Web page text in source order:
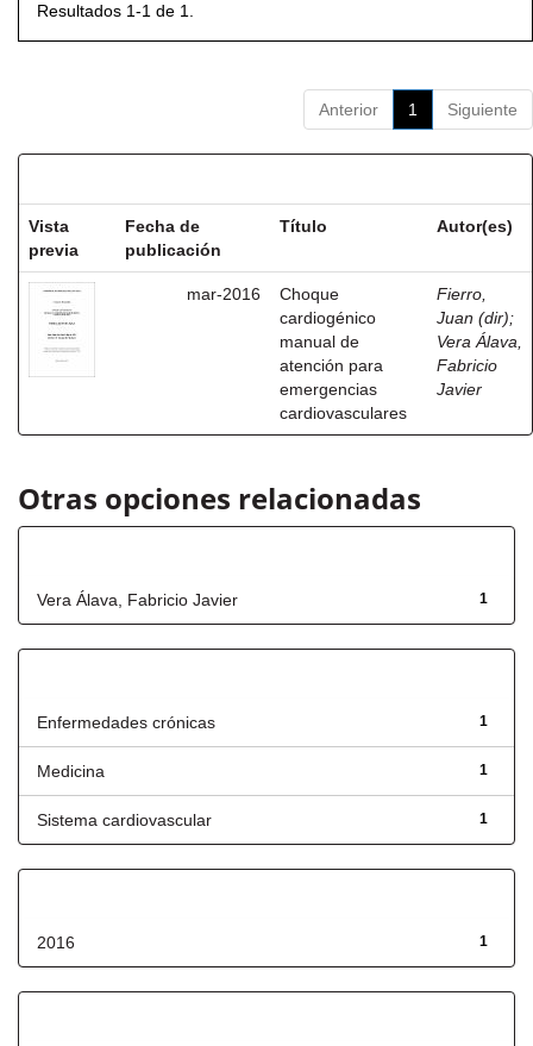
Resultados 1-1 de 1.
Anterior 1 Siguiente
Vista
previa
Fecha de
publicación
Título Autor(es)
mar-2016
Choque
cardiogénico
manual de
atención para
emergencias
cardiovasculares
Fierro,
Juan (dir);
Vera Álava,
Fabricio
Javier
Otras opciones relacionadas
1
Vera Álava, Fabricio Javier
1
Enfermedades crónicas
1
Medicina
1
Sistema cardiovascular
1
2016